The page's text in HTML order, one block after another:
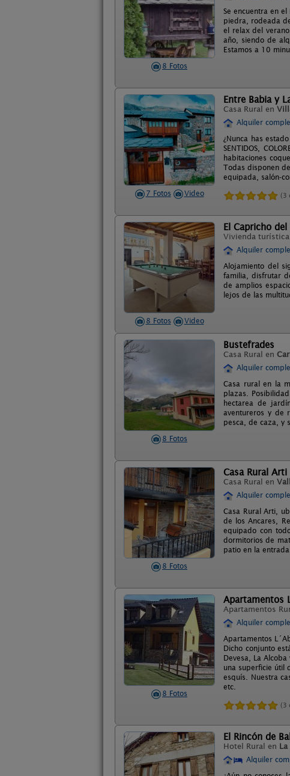
8 Fotos
Se encuentra en
piedra, rodeada
el relax del
año, siendo de
Estamos a 10
7 Fotos Video
Entre Babia y
Casa Rural en
Alquiler
¿Nunca has
SENTIDOS,
habitaciones
Todas disponen
equipada, salón-
(3
8 Fotos Video
El Capricho del
Vivienda turística
Alquiler
Alojamiento del
familia, disfrutar
de amplios
lejos de las
8 Fotos
Bustefrades
Casa Rural en
Alquiler
Casa rural en la
plazas.
hectarea de
aventureros y de
pesca, de caza, y
8 Fotos
Casa Rural Arti
Casa Rural en
Alquiler
Casa Rural Arti,
de los Ancares,
equipado con
dormitorios de
patio en la entrada.
8 Fotos
Apartamentos
Apartamentos
Alquiler
Apartamentos
Dicho conjunto
Devesa, La
una superficie útil
esquís. Nuestra
etc.
(3
El Rincón de
Hotel Rural en
Alquiler